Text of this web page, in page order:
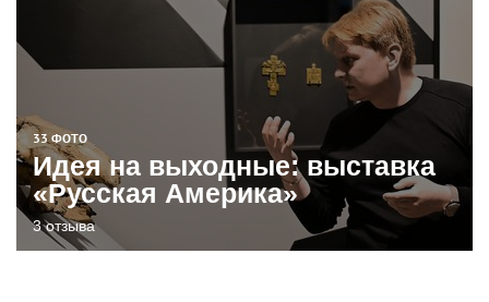
33 ФОТО
Идея на выходные: выставка
«Русская Америка»
3 отзыва